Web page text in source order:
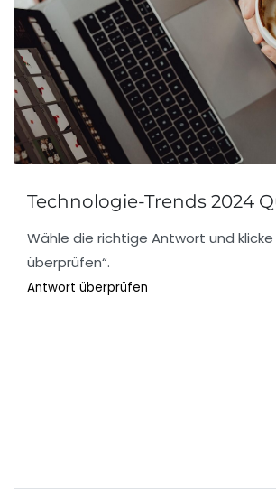
Technologie-Trends 2024
Wähle die richtige Antwort und
überprüfen“.
Antwort überprüfen